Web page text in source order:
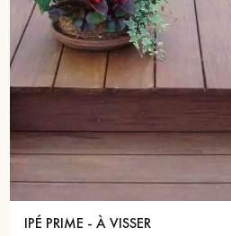
IPÉ PRIME - À VISSER